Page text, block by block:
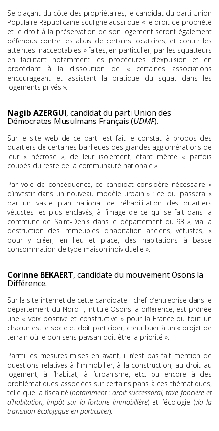
Se plaçant du côté des propriétaires, le candidat du parti Union
Populaire Républicaine souligne aussi que « le droit de propriété
et le droit à la préservation de son logement seront également
défendus contre les abus de certains locataires, et contre les
atteintes inacceptables » faites, en particulier, par les squatteurs
en facilitant notamment les procédures d’expulsion et en
procédant à la dissolution de « certaines associations
encourageant et assistant la pratique du squat dans les
logements privés ».
Nagib AZERGUI, candidat du parti Union des
Démocrates Musulmans Français (UDMF).
Sur le site web de ce parti est fait le constat à propos des
quartiers de certaines banlieues des grandes agglomérations de
leur « nécrose », de leur isolement, étant même « parfois
coupés du reste de la communauté nationale ».
Par voie de conséquence, ce candidat considère nécessaire «
d’investir dans un nouveau modèle urbain » ; ce qui passera «
par un vaste plan national de réhabilitation des quartiers
vétustes les plus enclavés, à l’image de ce qui se fait dans la
commune de Saint-Denis dans le département du 93 », via la
destruction des immeubles d’habitation anciens, vétustes, «
pour y créer, en lieu et place, des habitations à basse
consommation de type maison individuelle ».
Corinne BEKAERT, candidate du mouvement Osons la
Différence.
Sur le site internet de cette candidate - chef d’entreprise dans le
département du Nord -, intitulé Osons la différence, est prônée
une « voix positive et constructive » pour la France ou tout un
chacun est le socle et doit participer, contribuer à un « projet de
terrain où le bon sens paysan doit être la priorité ».
Parmi les mesures mises en avant, il n’est pas fait mention de
questions relatives à l’immobilier, à la construction, au droit au
logement, à l’habitat, à l’urbanisme, etc. ou encore à des
problématiques associées sur certains pans à ces thématiques,
telle que la fiscalité (notamment : droit successoral, taxe foncière et
d’habitation, impôt sur la fortune immobilière) et l’écologie (via la
transition écologique en particulier).